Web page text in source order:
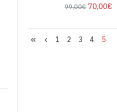
99,00€ 70,00€
1 2 3 4 5